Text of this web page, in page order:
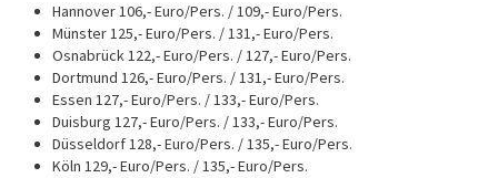
Hannover 106,- Euro/Pers. / 109,- Euro/Pers.
Münster 125,- Euro/Pers. / 131,- Euro/Pers.
Osnabrück 122,- Euro/Pers. / 127,- Euro/Pers.
Dortmund 126,- Euro/Pers. / 131,- Euro/Pers.
Essen 127,- Euro/Pers. / 133,- Euro/Pers.
Duisburg 127,- Euro/Pers. / 133,- Euro/Pers.
Düsseldorf 128,- Euro/Pers. / 135,- Euro/Pers.
Köln 129,- Euro/Pers. / 135,- Euro/Pers.